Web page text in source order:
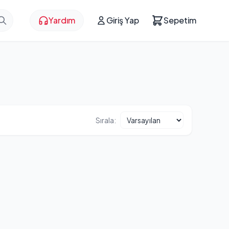
Yardım Giriş Yap Sepetim
Sırala: